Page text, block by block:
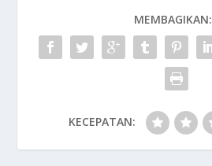
MEMBAGIKAN:
KECEPATAN: